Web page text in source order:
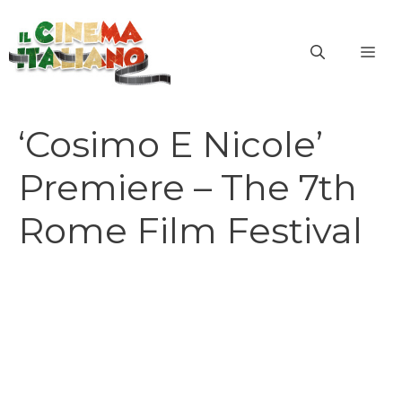
contenuto
‘Cosimo E Nicole’
Premiere – The 7th
Rome Film Festival